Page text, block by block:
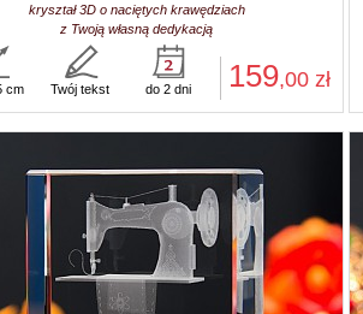
kryształ 3D o naciętych krawędziach
z Twoją własną dedykacją
159,00zł
cm Twój tekst do 2 dni